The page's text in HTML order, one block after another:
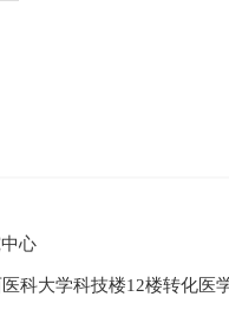
心
科大学科技楼12楼转化医